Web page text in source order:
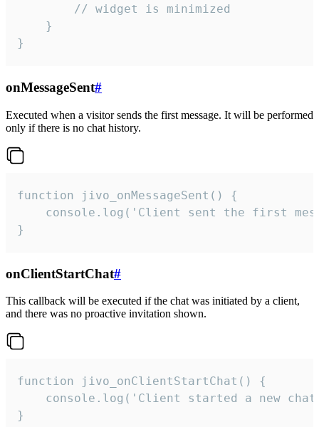
        // widget is minimized
    }
}
onMessageSent#
Executed when a visitor sends the first message. It will be performed
only if there is no chat history.
function jivo_onMessageSent() {
console.log('Client sent the first
}
onClientStartChat#
This callback will be executed if the chat was initiated by a client,
and there was no proactive invitation shown.
function jivo_onClientStartChat() {
console.log('Client started a new
}